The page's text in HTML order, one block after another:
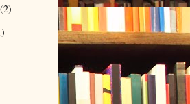
(2)